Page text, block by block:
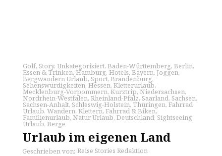
Golf, Story, Unkategorisiert, Baden-Württemberg, Berlin,
Essen & Trinken, Hamburg, Hotels, Bayern, Joggen,
Bergwandern Urlaub, Sport, Brandenburg,
Sehenswürdigkeiten, Hessen, Kletterurlaub,
Mecklenburg-Vorpommern, Kurztrip, Niedersachsen,
Nordrhein-Westfalen, Rheinland-Pfalz, Saarland, Sachsen,
Sachsen-Anhalt, Schleswig-Holstein, Thüringen, Fahrrad
Urlaub, Wandern, Klettern, Fahrrad & Biken,
Familienurlaub, Natur Urlaub, Deutschland, Sightseeing
Urlaub, Berge
Urlaub im eigenen Land
Geschrieben von: Reise Stories Redaktion